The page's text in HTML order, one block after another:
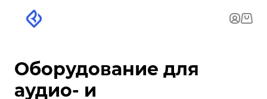
Оборудование для
аудио- и